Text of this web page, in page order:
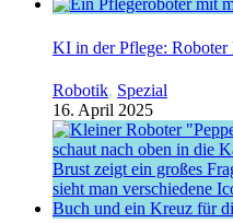
KI in der Pflege:
Robotik, Spezial
16. April 2025